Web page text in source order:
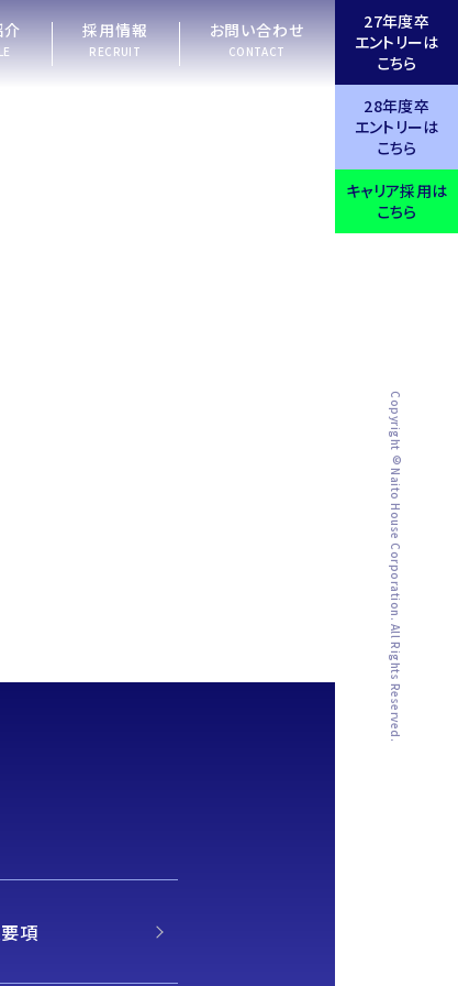
採用情報
RECRUIT
お問い合わせ
CONTACT
27年度卒
エントリーは
こちら
28年度卒
エントリーは
こちら
キャリア採用は
こちら
Copyright ©︎ Naito House Corporation. All Rights Reserved.
項